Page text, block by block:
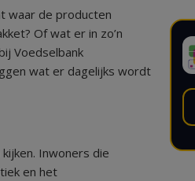
waar de producten
Of wat er in zo’n
Voedselbank
wat er dagelijks wordt
Inwoners die
en het